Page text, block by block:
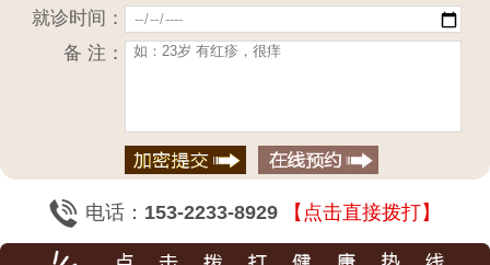
就诊时间：
备 注：
电话： 153-2233-8929 【点击直接拨打】